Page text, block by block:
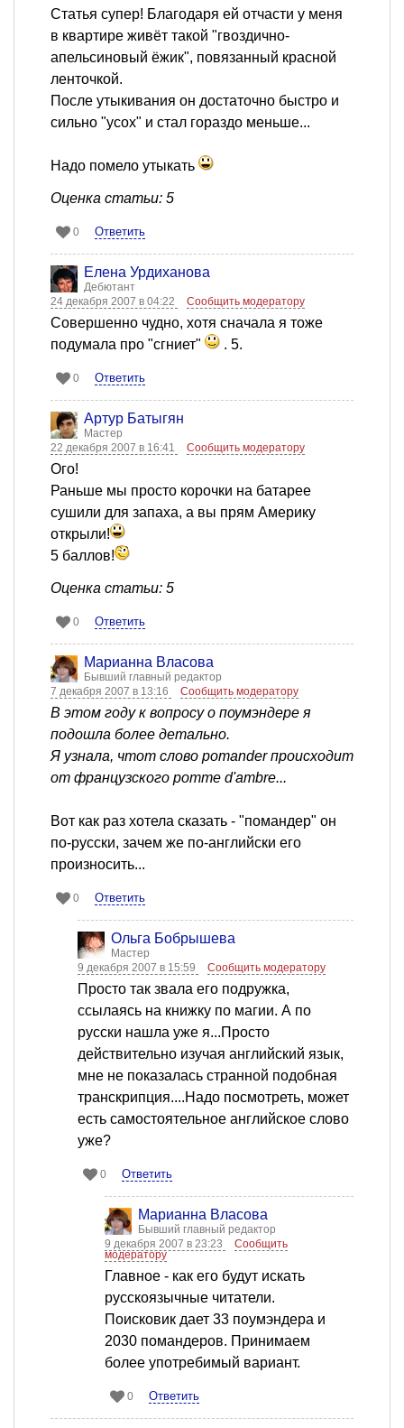
Статья супер! Благодаря ей отчасти у меня
в квартире живёт такой "гвоздично-
апельсиновый ёжик", повязанный красной
ленточкой.
После утыкивания он достаточно быстро и
сильно "усох" и стал гораздо меньше...
Надо помело утыкать
Оценка статьи: 5
0 Ответить
Елена Урдиханова
Дебютант
24 декабря 2007 в 04:22
Сообщить модератору
Совершенно чудно, хотя сначала я тоже
подумала про "сгниет"
. 5.
0 Ответить
Артур Батыгян
Мастер
22 декабря 2007 в 16:41
Сообщить модератору
Ого!
Раньше мы просто корочки на батарее
сушили для запаха, а вы прям Америку
открыли!
5 баллов!
Оценка статьи: 5
0 Ответить
Марианна Власова
Бывший главный редактор
7 декабря 2007 в 13:16
Сообщить модератору
В этом году к вопросу о поумэндере я
подошла более детально.
Я узнала, чтот слово pomander происходит
от французского pomme d'ambre...
Вот как раз хотела сказать - "помандер" он
по-русски, зачем же по-английски его
произносить...
0 Ответить
Ольга Бобрышева
Мастер
9 декабря 2007 в 15:59
Сообщить модератору
Просто так звала его подружка,
ссылаясь на книжку по магии. А по
русски нашла уже я...Просто
действительно изучая английский язык,
мне не показалась странной подобная
транскрипция....Надо посмотреть, может
есть самостоятельное английское слово
уже?
0 Ответить
Марианна Власова
Бывший главный редактор
9 декабря 2007 в 23:23
Сообщить
модератору
Главное - как его будут искать
русскоязычные читатели.
Поисковик дает 33 поумэндера и
2030 помандеров. Принимаем
более употребимый вариант.
0 Ответить